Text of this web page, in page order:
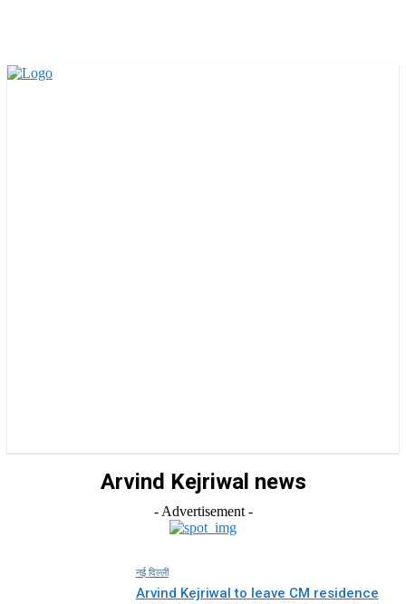
Arvind Kejriwal news
- Advertisement -
नई दिल्ली
Arvind Kejriwal to leave CM residence